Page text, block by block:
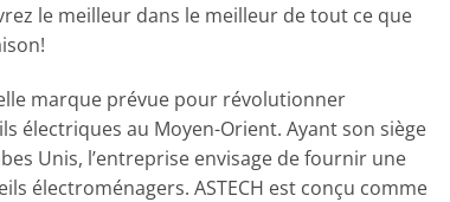
le meilleur dans le meilleur de tout ce que
marque prévue pour révolutionner
électriques au Moyen-Orient. Ayant son siège
Unis, l’entreprise envisage de fournir une
électroménagers. ASTECH est conçu comme